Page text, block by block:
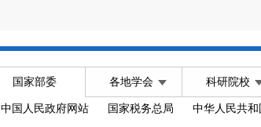
国家部委 各地学会 科研院校
中国人民政府网站 国家税务总局 中华人民共